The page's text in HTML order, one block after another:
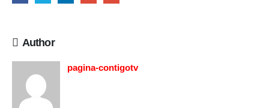
Author
pagina-contigotv